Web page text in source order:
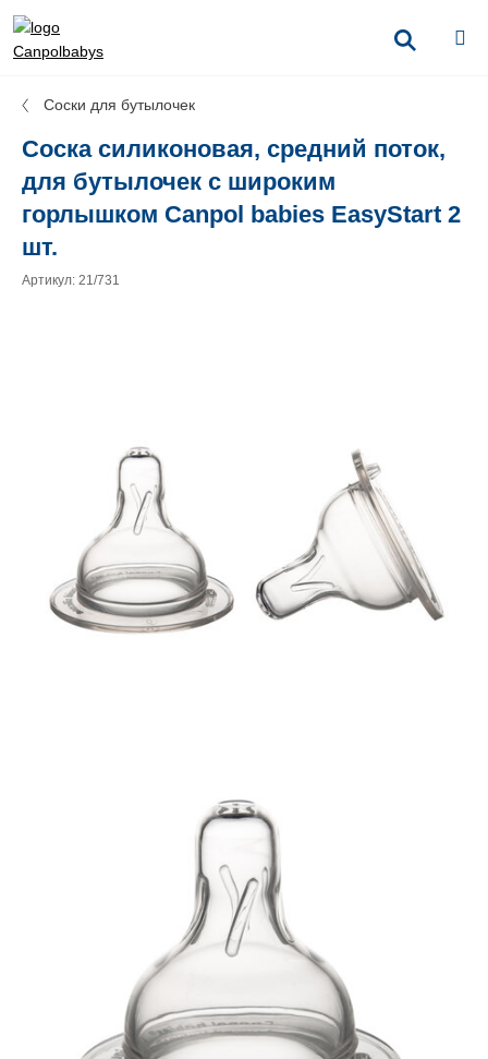
Соски для бутылочек
Соска силиконовая, средний поток,
для бутылочек с широким
горлышком Canpol babies EasyStart 2
шт.
Артикул: 21/731